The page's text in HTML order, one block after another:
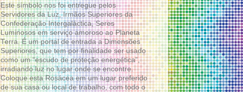
Este símbolo nos foi entregue pelos
Servidores da Luz, Irmãos Superiores da
Confederação Intergaláctica, Seres
Luminosos em serviço amoroso ao Planeta
Terra. É um portal de entrada a Dimensões
Superiores, que tem por finalidade ser usado
como um “escudo de proteção energética”,
irradiando luz no lugar onde se encontre.
Coloque esta Rosácea em um lugar preferido
de sua casa ou local de trabalho, com todo o